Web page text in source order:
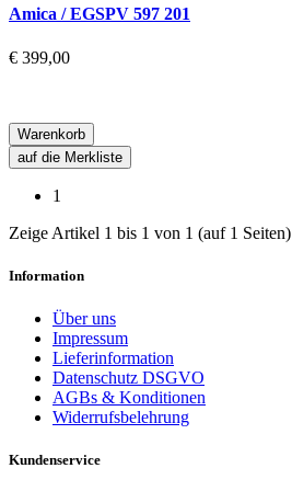
Amica / EGSPV 597 201
€ 399,00
Warenkorb
auf die Merkliste
1
Zeige Artikel 1 bis 1 von 1 (auf 1 Seiten)
Information
Über uns
Impressum
Lieferinformation
Datenschutz DSGVO
AGBs & Konditionen
Widerrufsbelehrung
Kundenservice